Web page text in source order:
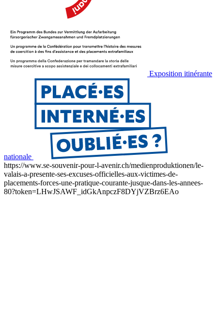
Exposition itinérante
nationale
https://www.se-souvenir-pour-l-avenir.ch/medienproduktionen/le-
valais-a-presente-ses-excuses-officielles-aux-victimes-de-
placements-forces-une-pratique-courante-jusque-dans-les-annees-
80?token=LHwJSAWF_idGkAnpczF8DYjVZBrz6EAo